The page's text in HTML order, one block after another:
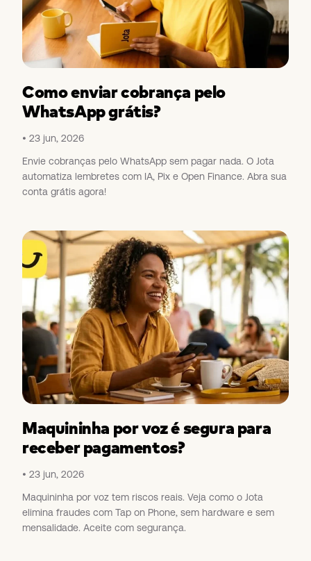
Como enviar cobrança pelo
WhatsApp grátis?
23 jun, 2026
Envie cobranças pelo WhatsApp sem pagar nada. O Jota
automatiza lembretes com IA, Pix e Open Finance. Abra sua
conta grátis agora!
Maquininha por voz é segura para
receber pagamentos?
23 jun, 2026
Maquininha por voz tem riscos reais. Veja como o Jota
elimina fraudes com Tap on Phone, sem hardware e sem
mensalidade. Aceite com segurança.